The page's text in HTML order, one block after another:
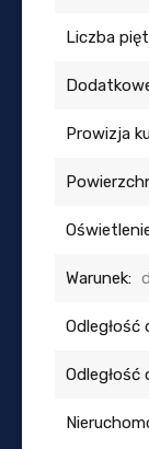
Liczba
Prowizja
Warunek:
Odległość